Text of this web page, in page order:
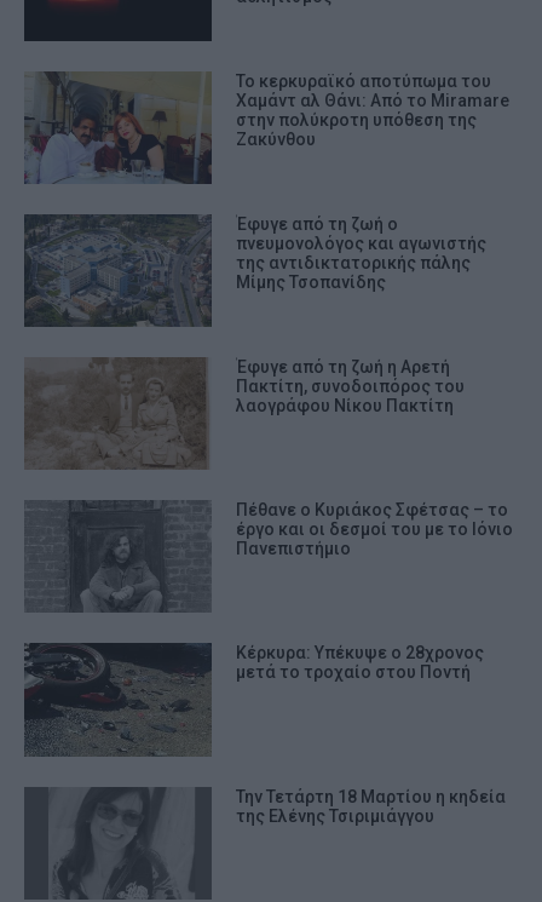
Το κερκυραϊκό αποτύπωμα του
Χαμάντ αλ Θάνι: Από το Miramare
στην πολύκροτη υπόθεση της
Ζακύνθου
Έφυγε από τη ζωή ο
πνευμονολόγος και αγωνιστής
της αντιδικτατορικής πάλης
Μίμης Τσοπανίδης
Έφυγε από τη ζωή η Αρετή
Πακτίτη, συνοδοιπόρος του
λαογράφου Νίκου Πακτίτη
Πέθανε ο Κυριάκος Σφέτσας – το
έργο και οι δεσμοί του με το Ιόνιο
Πανεπιστήμιο
Κέρκυρα: Υπέκυψε ο 28χρονος
μετά το τροχαίο στου Ποντή
Την Τετάρτη 18 Μαρτίου η κηδεία
της Ελένης Τσιριμιάγγου